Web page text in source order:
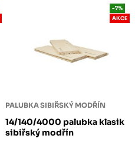
PALUBKA SIBIŘSKÝ MODŘÍN
14/140/4000 palubka klasik
sibiřský modřín
-7%
AKCE